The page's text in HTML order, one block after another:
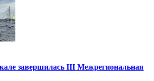
завершилась III Межрегиональная